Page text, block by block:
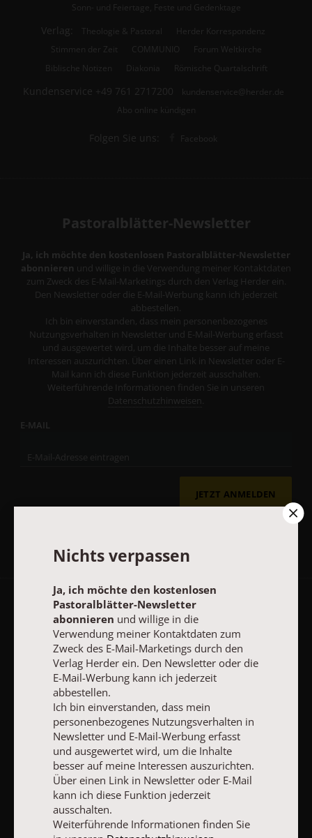
Sonn- und Feiertage, Feste und Gedenktage
Verlag: Theologie & Pastoral
Herder Korrespondenz
Stimmen der Zeit
COMMUNIO
Forum Weltkirche
Biblische Notizen
Diakonia Römische Quartalschrift
Kundenservice +49 761 2717200
kundenservice@herder.de
Abo online kündigen
Folgen Sie uns: Facebook
Pastoralblätter-Newsletter
Ja, ich möchte den kostenlosen Pastoralblätter-Newsletter
abonnieren und willige in die Verwendung meiner Kontaktdaten
zum Zweck des E-Mail-Marketings durch den Verlag Herder ein.
Den Newsletter oder die E-Mail-Werbung kann ich jederzeit
abbestellen.
Ich bin einverstanden, dass mein personenbezogenes
Nutzungsverhalten in Newsletter und E-Mail-Werbung erfasst
und ausgewertet wird, um die Inhalte besser auf meine
Interessen auszurichten. Über einen Link in Newsletter oder E-
Mail kann ich diese Funktion jederzeit ausschalten.
Weiterführende Informationen finden Sie in unseren
Datenschutzhinweisen
E-MAIL
JETZT ANMELDEN
AGB und Widerrufsbelehrung Datenschutz
Impressum
Vertrag widerrufen Abo online kündigen
Nichts verpassen
Ja, ich möchte den kostenlosen
Pastoralblätter-Newsletter
abonnieren und willige in die
Verwendung meiner Kontaktdaten zum
Zweck des E-Mail-Marketings durch den
Verlag Herder ein. Den Newsletter oder die
E-Mail-Werbung kann ich jederzeit
abbestellen.
Ich bin einverstanden, dass mein
personenbezogenes Nutzungsverhalten in
Newsletter und E-Mail-Werbung erfasst
und ausgewertet wird, um die Inhalte
besser auf meine Interessen auszurichten.
Über einen Link in Newsletter oder E-Mail
kann ich diese Funktion jederzeit
ausschalten.
Weiterführende Informationen finden Sie